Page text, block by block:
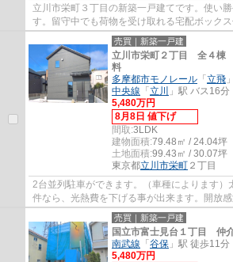
立川市栄町３丁目の新築一戸建てです。使い
す。留守中でも荷物を受け取れる宅配ボック
洗機等、設備も充実しています。立川市でお...
売買｜新築一戸建
立川市栄町２丁目 全４
料
多摩都市モノレール 「 立飛
中央線 「 立川
」駅 バス16
5,480万円
8月8日 値下げ
間取:3LDK
建物面積:79.48㎡ / 24.04坪
土地面積:99.43㎡ / 30.07坪
東京都立川市栄町 ２丁目
2台並列駐車ができます。（車種によります）
件なら、光熱費を下げる事が出来ます。開放感
3LDKの物件はこちらです。立川市での住まい
売買｜新築一戸建
国立市富士見台１丁目 仲
南武線 「 谷保 」駅 徒歩11分
5,480万円